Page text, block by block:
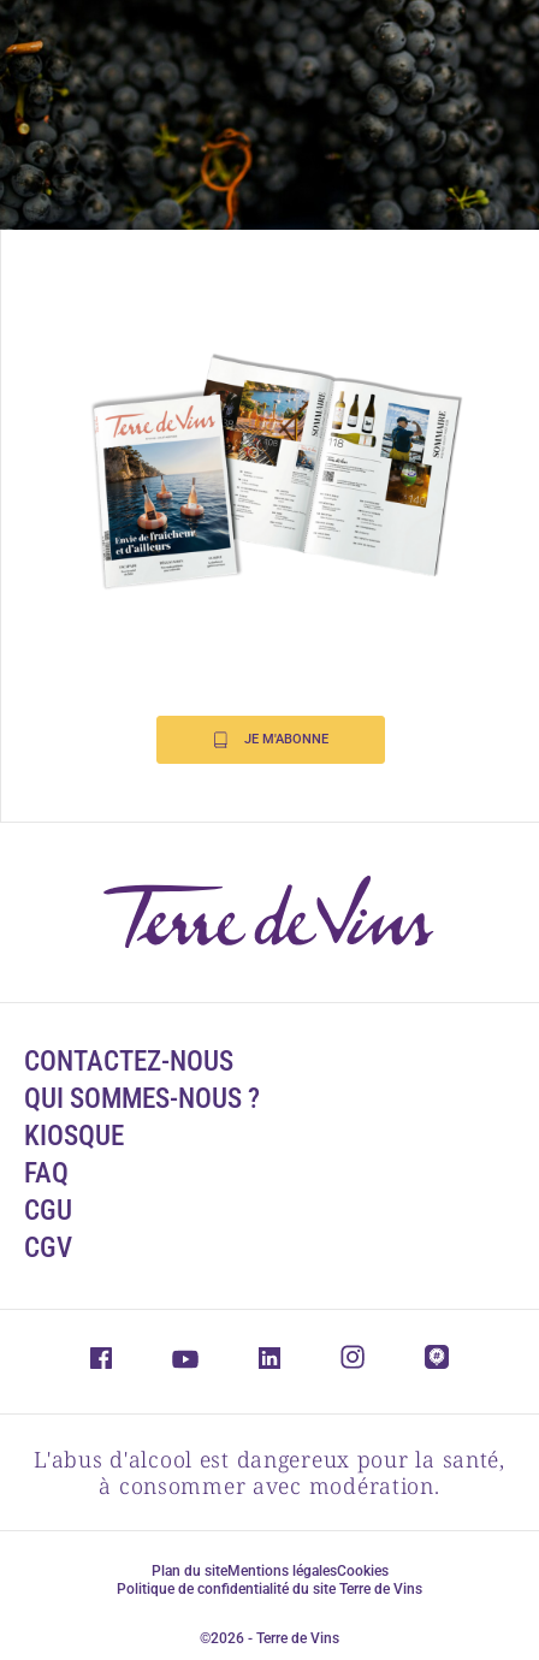
JE M'ABONNE
CONTACTEZ-NOUS
QUI SOMMES-NOUS ?
KIOSQUE
FAQ
CGU
CGV
L'abus d'alcool est dangereux pour la santé,
à consommer avec modération.
Plan du siteMentions légalesCookies
Politique de confidentialité du site Terre de Vins
©2026 - Terre de Vins